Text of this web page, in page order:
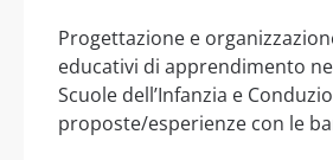
Progettazione e
educativi di apprendimento
Scuole dell’Infanzia e
proposte/esperienze con le